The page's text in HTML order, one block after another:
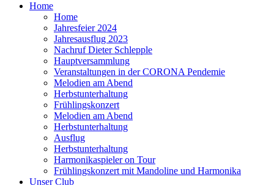
Home
Home
Jahresfeier 2024
Jahresausflug 2023
Nachruf Dieter Schlepple
Hauptversammlung
Veranstaltungen in der CORONA Pendemie
Melodien am Abend
Herbstunterhaltung
Frühlingskonzert
Melodien am Abend
Herbstunterhaltung
Ausflug
Herbstunterhaltung
Harmonikaspieler on Tour
Frühlingskonzert mit Mandoline und Harmonika
Unser Club